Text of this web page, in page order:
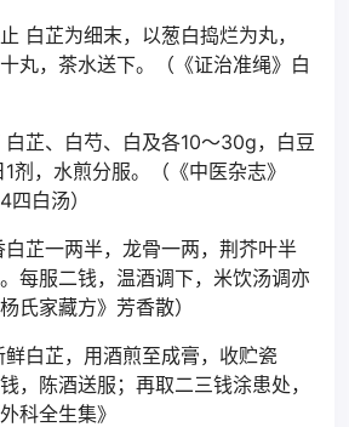
白芷为细末，以葱白捣烂为丸，
丸，茶水送下。（《证治准绳》白
芷、白芍、白及各10～30g，白豆
剂，水煎分服。（《中医杂志》
白汤）
芷一两半，龙骨一两，荆芥叶半
每服二钱，温酒调下，米饮汤调亦
氏家藏方》芳香散）
白芷，用酒煎至成膏，收贮瓷
，陈酒送服；再取二三钱涂患处，
科全生集》